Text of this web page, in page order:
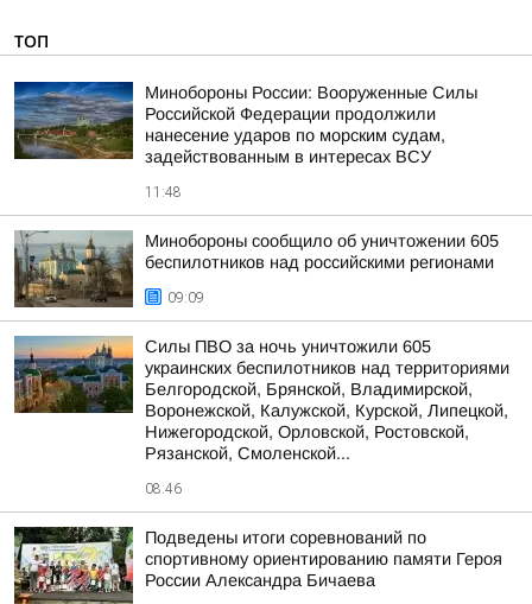
ТОП
Минобороны России: Вооруженные Силы
Российской Федерации продолжили
нанесение ударов по морским судам,
задействованным в интересах ВСУ
11:48
Минобороны сообщило об уничтожении 605
беспилотников над российскими регионами
09:09
Силы ПВО за ночь уничтожили 605
украинских беспилотников над территориями
Белгородской, Брянской, Владимирской,
Воронежской, Калужской, Курской, Липецкой,
Нижегородской, Орловской, Ростовской,
Рязанской, Смоленской...
08:46
Подведены итоги соревнований по
спортивному ориентированию памяти Героя
России Александра Бичаева